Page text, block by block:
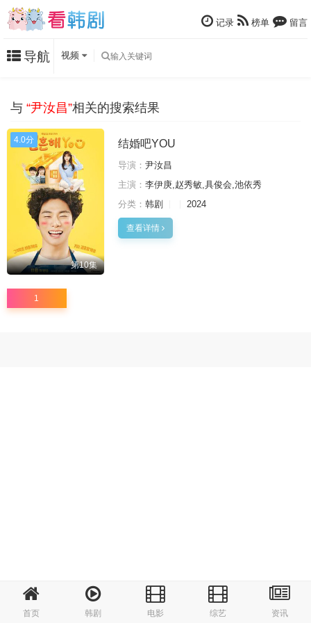
记录 榜单 留言
导航 视频
首页 韩剧 电影 综艺 资讯
与 “尹汝昌”相关的搜索结果
4.0分
第10集
结婚吧YOU
导演： 尹汝昌
主演： 李伊庚,赵秀敏,具俊会,池依秀
分类： 韩剧 2024
查看详情
1